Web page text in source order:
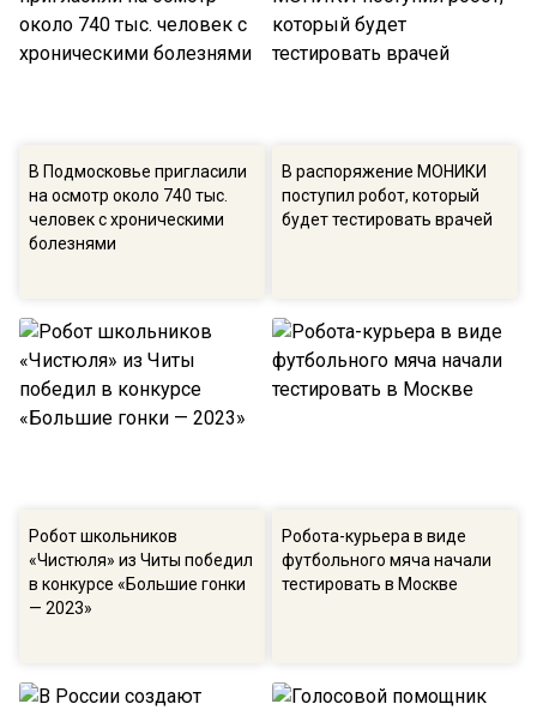
В Подмосковье пригласили
на осмотр около 740 тыс.
человек с хроническими
болезнями
В распоряжение МОНИКИ
поступил робот, который
будет тестировать врачей
Робот школьников
«Чистюля» из Читы победил
в конкурсе «Большие гонки
— 2023»
Робота-курьера в виде
футбольного мяча начали
тестировать в Москве